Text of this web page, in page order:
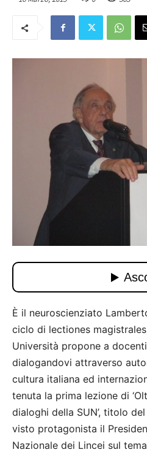
È il neuroscienziato
ciclo di lectiones
Università propone a
dialogandovi attraverso
cultura italiana ed
tenuta la prima lezione di
dialoghi della SUN’, titolo
visto protagonista il
Nazionale dei Lincei sul